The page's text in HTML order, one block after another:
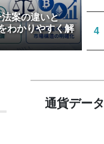
案の違いと
わかりやすく解
4
通貨データ